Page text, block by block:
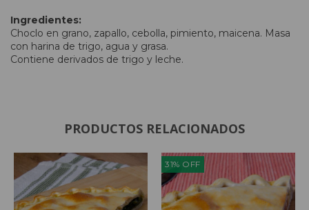
Ingredientes:
Choclo en grano, zapallo, cebolla, pimiento, maicena. Masa
con harina de trigo, agua y grasa.
Contiene derivados de trigo y leche.
PRODUCTOS RELACIONADOS
31% OFF